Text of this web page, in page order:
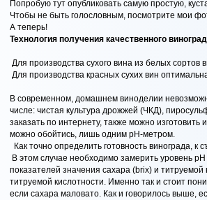
Попробую тут опубликовать самую простую,
Чтобы не быть голословным, посмотрите мои
А теперь!
Технология получения качественного
Для производства сухого вина из белых сортов
Для производства красных сухих вин
В современном, домашнем виноделии
числе: чистая культура дрожжей (ЧКД),
заказать по интернету, также можно
можно обойтись, лишь одним pH-метром.
Как точно определить готовность винограда, к
В этом случае необходимо замерить уровень
показателей значения сахара (brix) и
титруемой кислотности. Именно так и стоит
если сахара маловато. Как и говорилось выше,